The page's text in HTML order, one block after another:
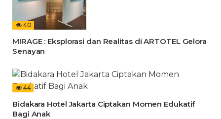
40
MIRAGE : Eksplorasi dan Realitas di ARTOTEL Gelora
Senayan
44
Bidakara Hotel Jakarta Ciptakan Momen Edukatif
Bagi Anak